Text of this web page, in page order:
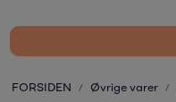
FORSIDEN Øvrige varer